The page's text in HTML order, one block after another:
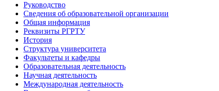
Руководство
Сведения об образовательной организации
Общая информация
Реквизиты РГРТУ
История
Структура университета
Факультеты и кафедры
Образовательная деятельность
Научная деятельность
Международная деятельность